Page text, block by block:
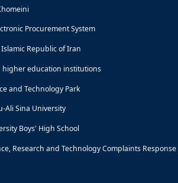
Procurement System
Republic of Iran
higher education institutions
and Technology Park
Ali Sina University
Boys' High School
Research and Technology Complaints Response